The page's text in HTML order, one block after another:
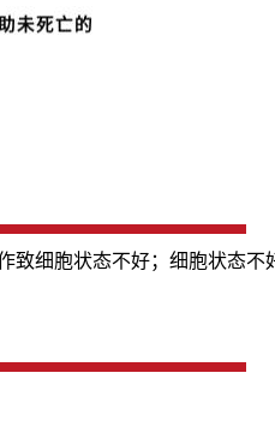
细胞状态不好；细胞状态